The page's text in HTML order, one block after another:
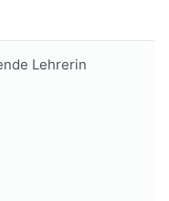
Lehrerin